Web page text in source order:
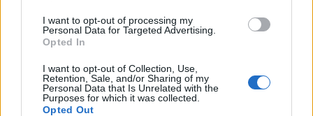
I want to opt-out of processing my
Personal Data for Targeted Advertising.
Opted In
I want to opt-out of Collection, Use,
Retention, Sale, and/or Sharing of my
Personal Data that Is Unrelated with the
Purposes for which it was collected.
Opted Out
το αφορολόγητο των 800.000 ευρώ
ΑΝΑΡΤΗΘΗΚΕ ΑΠΟ